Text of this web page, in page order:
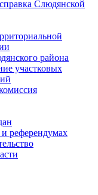
Слюдянской
района
участковых
и референдумах